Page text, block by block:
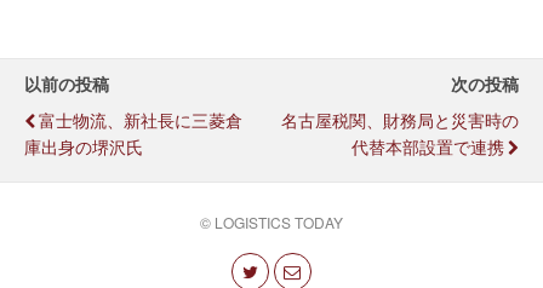
以前の投稿
富士物流、新社長に三菱倉
庫出身の堺沢氏
次の投稿
名古屋税関、財務局と災害時の
代替本部設置で連携
© LOGISTICS TODAY